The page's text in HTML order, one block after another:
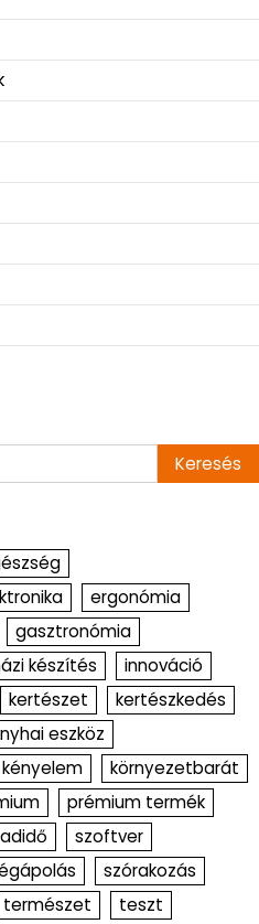
ergonómia
gasztronómia
készítés
innováció
kertészet
kertészkedés
eszköz
kényelem
környezetbarát
prémium termék
szoftver
szórakozás
természet teszt